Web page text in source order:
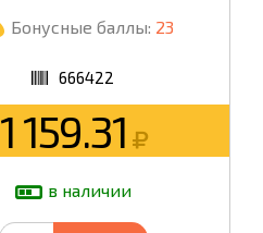
Бонусные баллы: 23
666422
1 159.31
в наличии